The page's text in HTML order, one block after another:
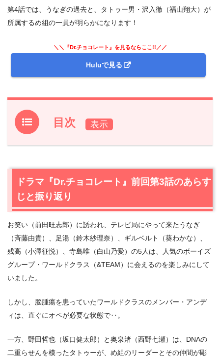
第4話では、うなぎの過去と、タトゥー男・沢入徹（福山翔大）が
所属するめ組の一員が明らかになります！
＼＼『Dr.チョコレート』を見るならここ!!／／
Huluで見る
目次
1.ドラマ『Dr.チョコレート』前回第3話のあらすじと振り
【ネタバレあり】ドラマ『Dr.チョコレート』第4話あら
すじと感想
2.1 正しい姿
2.3野田（坂口健太郎）が北澤（眞島秀和）を疑う理由
2.4 変わらない体質
2.52年前の事件で北澤（眞島秀和）が知っている事
2.6 め組のメンバー
ドラマ『Dr.チョコレート』前回第3話のあらす
じと振り返り
お笑い（前田旺志郎）に誘われ、テレビ局にやって来たうなぎ
（斉藤由貴）、足湯（鈴木紗理奈）、ギルベルト（葵わかな）、
残高（小澤征悦）、寺島唯（白山乃愛）の5人は、人気のボーイズ
グループ・ワールドクラス（&TEAM）に会えるのを楽しみにして
いました。
しかし、脳腫瘍を患っていたワールドクラスのメンバー・アンデ
ィは、直ぐにオペが必要な状態で‥。
一方、野田哲也（坂口健太郎）と奥泉渚（西野七瀬）は、DNAの
二重らせんを模ったタトゥーが、め組のリーダーとその仲間が彫